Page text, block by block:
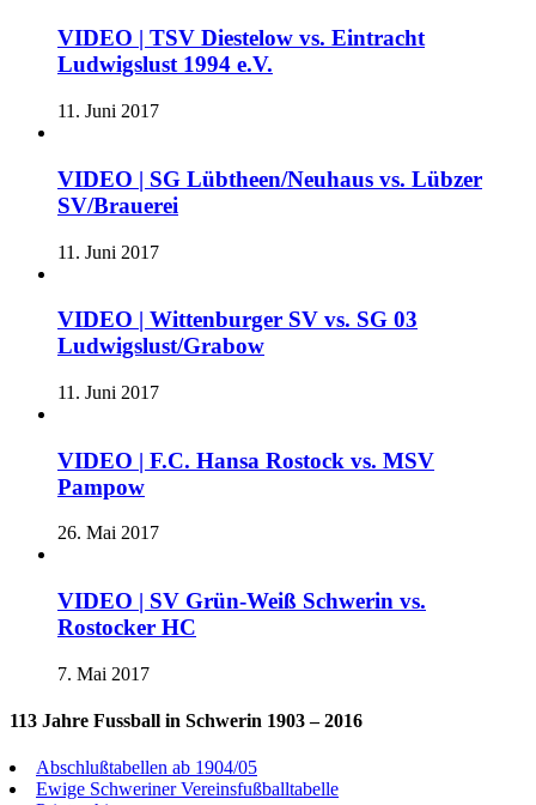
VIDEO | TSV Diestelow vs. Eintracht
Ludwigslust 1994 e.V.
11. Juni 2017
VIDEO | SG Lübtheen/Neuhaus vs. Lübzer
SV/Brauerei
11. Juni 2017
VIDEO | Wittenburger SV vs. SG 03
Ludwigslust/Grabow
11. Juni 2017
VIDEO | F.C. Hansa Rostock vs. MSV
Pampow
26. Mai 2017
VIDEO | SV Grün-Weiß Schwerin vs.
Rostocker HC
7. Mai 2017
113 Jahre Fussball in Schwerin 1903 – 2016
Abschlußtabellen ab 1904/05
Ewige Schweriner Vereinsfußballtabelle